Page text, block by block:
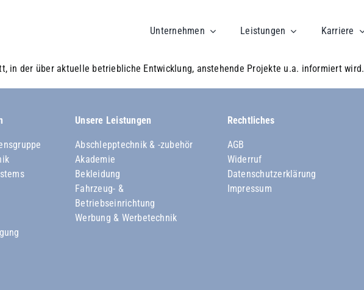
Unternehmen Leistungen Karriere
in der über aktuelle betriebliche Entwicklung, anstehende Projekte u.a. informiert wird.
Unsere Leistungen
Abschlepptechnik & -zubehör
Akademie
Bekleidung
Fahrzeug- &
Betriebseinrichtung
Werbung & Werbetechnik
Rechtliches
AGB
Widerruf
Datenschutzerklärung
Impressum